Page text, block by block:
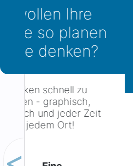
Sie wollen
auf
Stand Ihr
ist?
DasDashboard